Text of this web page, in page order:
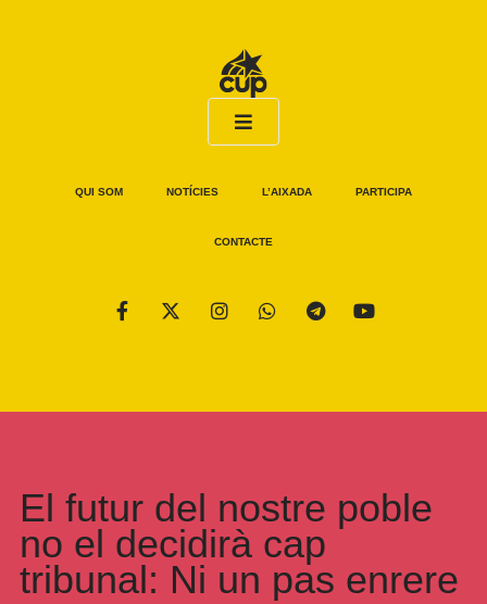
QUI SOM NOTÍCIES L’AIXADA PARTICIPA
CONTACTE
El futur del nostre poble
no el decidirà cap
tribunal: Ni un pas enrere